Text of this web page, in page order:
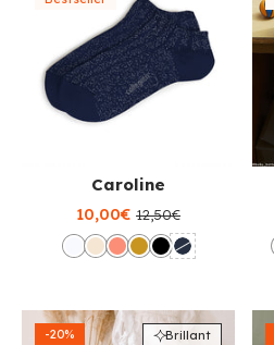
Caroline
10,00€ 12,50€
-20%
Brillant